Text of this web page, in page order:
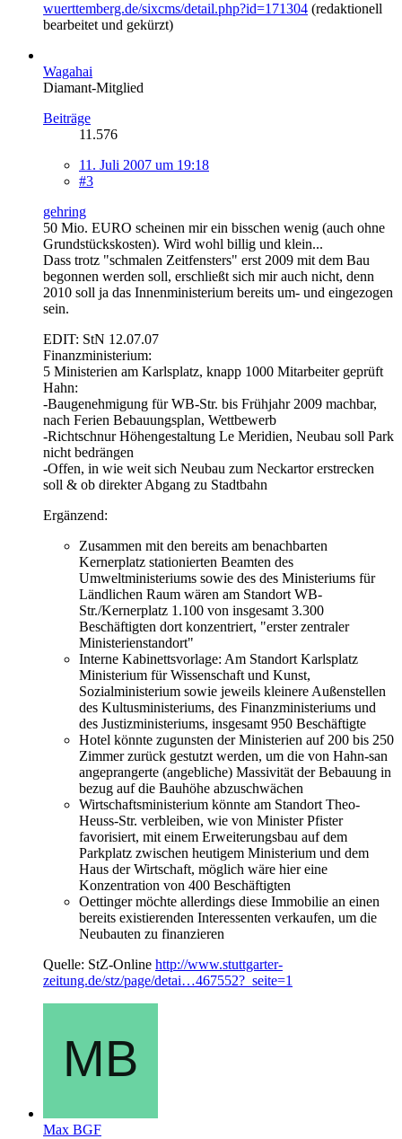
wuerttemberg.de/sixcms/detail.php?id=171304 (redaktionell
bearbeitet und gekürzt)
Wagahai
Diamant-Mitglied
Beiträge
11.576
11. Juli 2007 um 19:18
#3
gehring
50 Mio. EURO scheinen mir ein bisschen wenig (auch ohne
Grundstückskosten). Wird wohl billig und klein...
Dass trotz "schmalen Zeitfensters" erst 2009 mit dem Bau
begonnen werden soll, erschließt sich mir auch nicht, denn
2010 soll ja das Innenministerium bereits um- und eingezogen
sein.
EDIT: StN 12.07.07
Finanzministerium:
5 Ministerien am Karlsplatz, knapp 1000 Mitarbeiter geprüft
Hahn:
-Baugenehmigung für WB-Str. bis Frühjahr 2009 machbar,
nach Ferien Bebauungsplan, Wettbewerb
-Richtschnur Höhengestaltung Le Meridien, Neubau soll Park
nicht bedrängen
-Offen, in wie weit sich Neubau zum Neckartor erstrecken
soll & ob direkter Abgang zu Stadtbahn
Ergänzend:
Zusammen mit den bereits am benachbarten
Kernerplatz stationierten Beamten des
Umweltministeriums sowie des des Ministeriums für
Ländlichen Raum wären am Standort WB-
Str./Kernerplatz 1.100 von insgesamt 3.300
Beschäftigten dort konzentriert, "erster zentraler
Ministerienstandort"
Interne Kabinettsvorlage: Am Standort Karlsplatz
Ministerium für Wissenschaft und Kunst,
Sozialministerium sowie jeweils kleinere Außenstellen
des Kultusministeriums, des Finanzministeriums und
des Justizministeriums, insgesamt 950 Beschäftigte
Hotel könnte zugunsten der Ministerien auf 200 bis 250
Zimmer zurück gestutzt werden, um die von Hahn-san
angeprangerte (angebliche) Massivität der Bebauung in
bezug auf die Bauhöhe abzuschwächen
Wirtschaftsministerium könnte am Standort Theo-
Heuss-Str. verbleiben, wie von Minister Pfister
favorisiert, mit einem Erweiterungsbau auf dem
Parkplatz zwischen heutigem Ministerium und dem
Haus der Wirtschaft, möglich wäre hier eine
Konzentration von 400 Beschäftigten
Oettinger möchte allerdings diese Immobilie an einen
bereits existierenden Interessenten verkaufen, um die
Neubauten zu finanzieren
Quelle: StZ-Online http://www.stuttgarter-
zeitung.de/stz/page/detai…467552?_seite=1
Max BGF